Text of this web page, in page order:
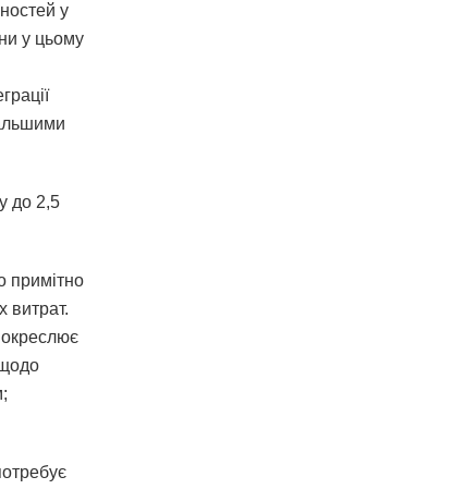
у
у цьому
до 2,5
примітно
витрат.